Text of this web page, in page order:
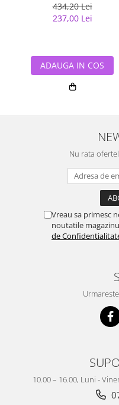
434,20 Lei
237,00 Lei
ADAUGA IN COS
Nu rata
Vreau sa primesc
noutatile
de
10.00 – 16.00, Luni -